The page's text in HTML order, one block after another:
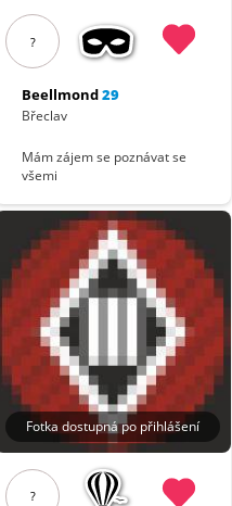
?
Beellmond29
Břeclav
Mám zájem se poznávat se
všemi
Fotka dostupná po přihlášení
?